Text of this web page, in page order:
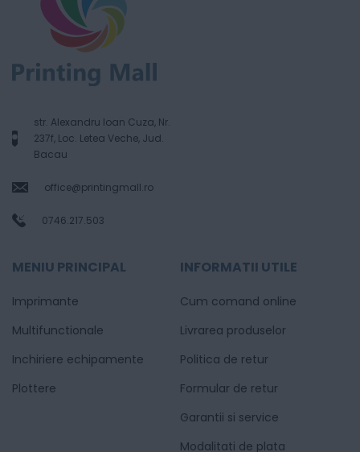
str. Alexandru Ioan Cuza, Nr.
237f, Loc. Letea Veche, Jud.
Bacau
office@printingmall.ro
0746.217.503
MENIU PRINCIPAL
Imprimante
Multifunctionale
Inchiriere echipamente
Plottere
INFORMATII UTILE
Cum comand online
Livrarea produselor
Politica de retur
Formular de retur
Garantii si service
Modalitati de plata